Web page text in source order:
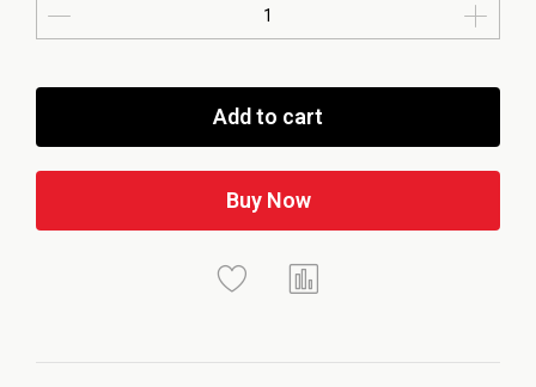
Add to cart
Buy Now